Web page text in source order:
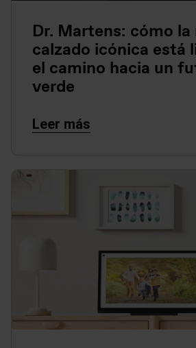
Dr. Martens: cómo la
calzado icónica está
el camino hacia un
verde
Leer más